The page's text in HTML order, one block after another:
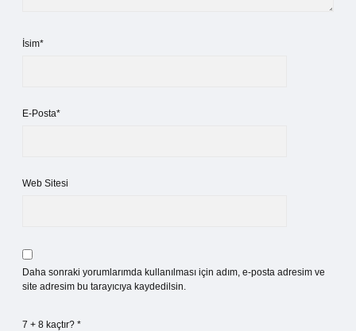
İsim*
E-Posta*
Web Sitesi
Daha sonraki yorumlarımda kullanılması için adım, e-posta adresim ve
site adresim bu tarayıcıya kaydedilsin.
7 + 8 kaçtır? *